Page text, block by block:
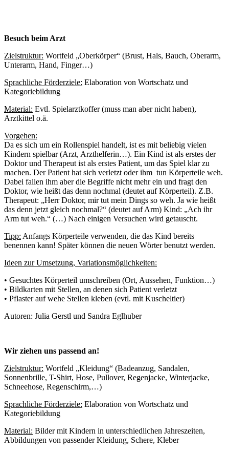
Besuch beim Arzt
Zielstruktur: Wortfeld „Oberkörper“ (Brust, Hals, Bauch, Oberarm,
Unterarm, Hand, Finger…)
Sprachliche Förderziele: Elaboration von Wortschatz und
Kategoriebildung
Material: Evtl. Spielarztkoffer (muss man aber nicht haben),
Arztkittel o.ä.
Vorgehen:
Da es sich um ein Rollenspiel handelt, ist es mit beliebig vielen
Kindern spielbar (Arzt, Arzthelferin…). Ein Kind ist als erstes der
Doktor und Therapeut ist als erstes Patient, um das Spiel klar zu
machen. Der Patient hat sich verletzt oder ihm tun Körperteile weh.
Dabei fallen ihm aber die Begriffe nicht mehr ein und fragt den
Doktor, wie heißt das denn nochmal (deutet auf Körperteil). Z.B.
Therapeut: „Herr Doktor, mir tut mein Dings so weh. Ja wie heißt
das denn jetzt gleich nochmal?“ (deutet auf Arm) Kind: „Ach ihr
Arm tut weh.“ (…) Nach einigen Versuchen wird getauscht.
Tipp: Anfangs Körperteile verwenden, die das Kind bereits
benennen kann! Später können die neuen Wörter benutzt werden.
Ideen zur Umsetzung, Variationsmöglichkeiten:
• Gesuchtes Körperteil umschreiben (Ort, Aussehen, Funktion…)
• Bildkarten mit Stellen, an denen sich Patient verletzt
• Pflaster auf wehe Stellen kleben (evtl. mit Kuscheltier)
Autoren: Julia Gerstl und Sandra Eglhuber
Wir ziehen uns passend an!
Zielstruktur: Wortfeld „Kleidung“ (Badeanzug, Sandalen,
Sonnenbrille, T-Shirt, Hose, Pullover, Regenjacke, Winterjacke,
Schneehose, Regenschirm,…)
Sprachliche Förderziele: Elaboration von Wortschatz und
Kategoriebildung
Material: Bilder mit Kindern in unterschiedlichen Jahreszeiten,
Abbildungen von passender Kleidung, Schere, Kleber